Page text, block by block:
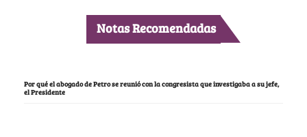
Notas Recomendadas
Por qué el abogado de Petro se reunió con la congresista que investigaba a su jefe,
el Presidente